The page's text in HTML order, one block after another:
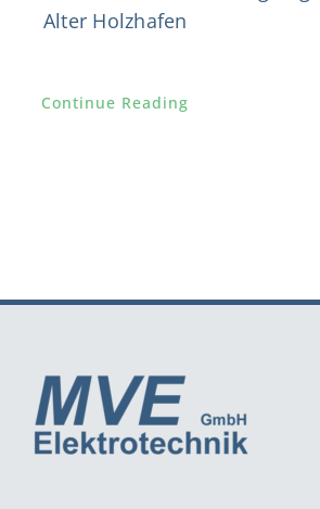
Alter Holzhafen
Continue Reading